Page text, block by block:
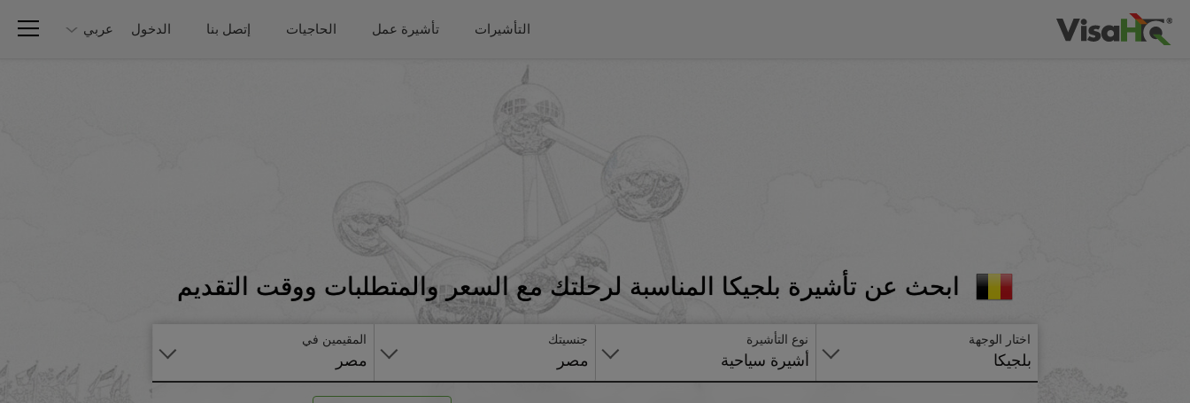
التأشيرات تأشيرة عمل الحاجيات إتصل بنا الدخول عربي
ابحث عن تأشيرة بلجيكا المناسبة لرحلتك مع السعر والمتطلبات ووقت التقديم
اختار الوجهة
بلجيكا
نوع التأشيرة
أشيرة سياحية
جنسيتك
مصر
المقيمين في
مصر